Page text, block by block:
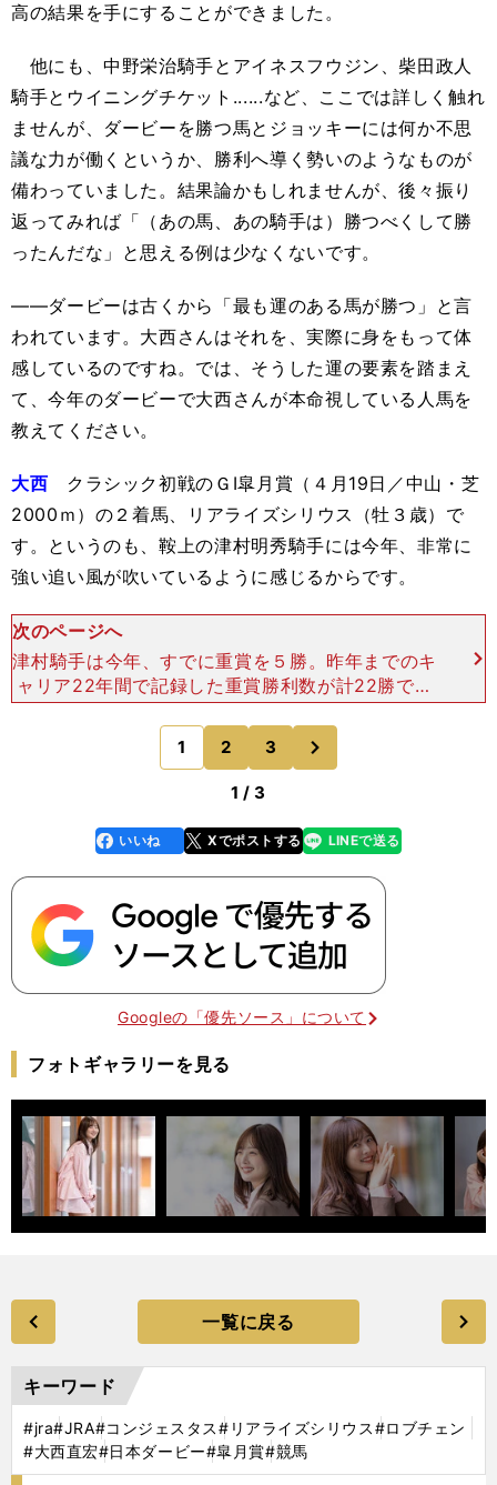
高の結果を手にすることができました。
他にも、中野栄治騎手とアイネスフウジン、柴田政人
騎手とウイニングチケット......など、ここでは詳しく触れ
ませんが、ダービーを勝つ馬とジョッキーには何か不思
議な力が働くというか、勝利へ導く勢いのようなものが
備わっていました。結果論かもしれませんが、後々振り
返ってみれば「（あの馬、あの騎手は）勝つべくして勝
ったんだな」と思える例は少なくないです。
――ダービーは古くから「最も運のある馬が勝つ」と言
われています。大西さんはそれを、実際に身をもって体
感しているのですね。では、そうした運の要素を踏まえ
て、今年のダービーで大西さんが本命視している人馬を
教えてください。
大西 クラシック初戦のＧⅠ皐月賞（４月19日／中山・芝
2000ｍ）の２着馬、リアライズシリウス（牡３歳）で
す。というのも、鞍上の津村明秀騎手には今年、非常に
強い追い風が吹いているように感じるからです。
次のページへ
津村騎手は今年、すでに重賞を５勝。昨年までのキ
ャリア22年間で記録した重賞勝利数が計22勝です
から、過去を上回る驚異的なペースで結果を積み上
げていることになります。そのような最高潮の時期
に、リアライズ
1 2 3
1 / 3
faceboo
k
いいね Xでポストする
line LINEで送る
Googleの「優先ソース」について
フォトギャラリーを見る
一覧に戻る
キーワード
#jra#JRA#コンジェスタス#リアライズシリウス#ロブチェン
#大西直宏#日本ダービー#皐月賞#競馬